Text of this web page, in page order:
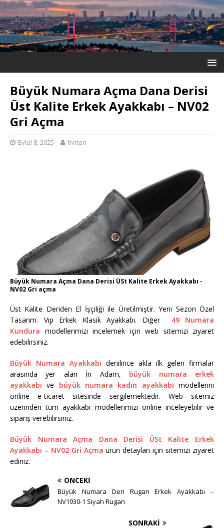
Büyük Numara Açma Dana Derisi
Üst Kalite Erkek Ayakkabı – NV02
Gri Açma
Eylül 8, 2025 fivitan
Büyük Numara Açma Dana Derisi ÜSt Kalite Erkek Ayakkabı -
NV02 Gri açma
Üst Kalite Deriden El İşçiliği ile Üretilmiştir. Yeni Sezon Özel
Tasarım. Vip Erkek Klasik Ayakkabı. Diğer 49 Numara
Kundura modellerimizi incelemek için web sitemizi ziyaret
edebilirsiniz.
Büyük Numara Ayakkabı denilince akla ilk gelen firmalar
arasında yer alan İri Adam, büyük numara erkek
ayakkabı ve büyük numara kadın ayakkabı modellerini
online e-ticaret sitesinde sergilemektedir. Web sitemiz
üzerinden tüm ayakkabı modellerimizi online inceleyebilir ve
sipariş verebilirsiniz.
Büyük Numara Açma Dana Derisi ÜSt Kalite Erkek
Ayakkabı – NV02 Gri Açma ürün detayları için sitemizi ziyaret
ediniz.
ÖNCEKI
Büyük Numara Deri Rugan Erkek Ayakkabı –
NV1930-1 Siyah Rugan
SONRAKI